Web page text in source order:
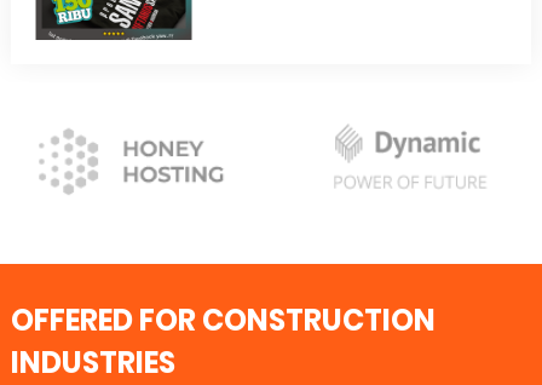
OFFERED FOR CONSTRUCTION
INDUSTRIES